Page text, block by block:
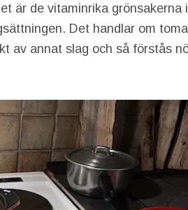
är de vitaminrika grönsakerna
Det handlar om
av annat slag och så förstås